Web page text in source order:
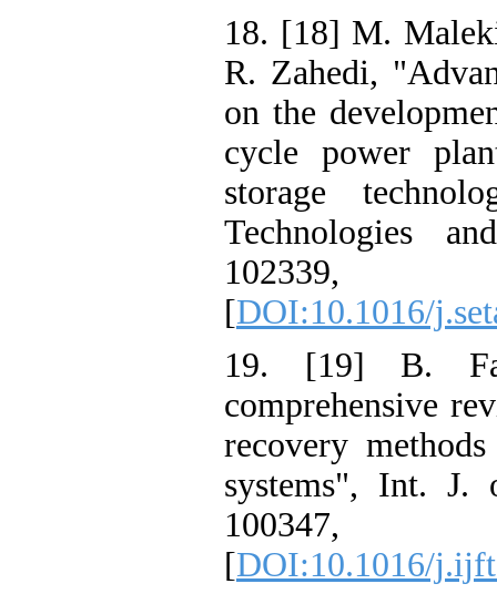
18. [18] M.
R. Zahedi,
on the
cycle power
storage
[DOI:10.1016/
19. [19]
recovery
systems",
[DOI:10.1016/